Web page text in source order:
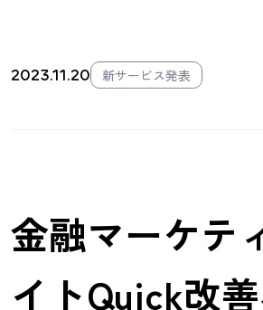
2023.11.20 新サービス発表
金融マーケテ
イトQuick改